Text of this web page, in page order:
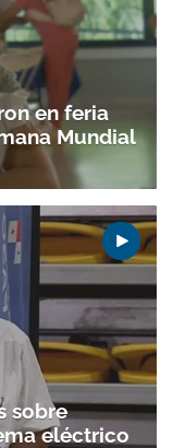
en feria
Mundial
sobre
eléctrico